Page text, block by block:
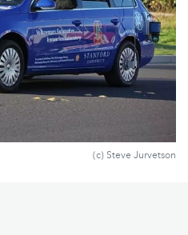
(c) Steve Jurvetson